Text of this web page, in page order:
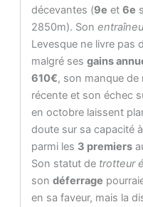
décevantes (9e et6e
2850m). Son
Levesque ne livre pas
malgré sesgains
610€, son manque de
récente et son échec
en octobre laissent
doute sur sa capacité
parmi les 3 premiers
Son statut de trotteur
sondéferrage
en sa faveur, mais la